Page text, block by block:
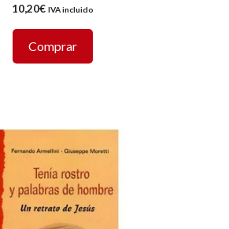
10,20€ IVA incluido
Comprar